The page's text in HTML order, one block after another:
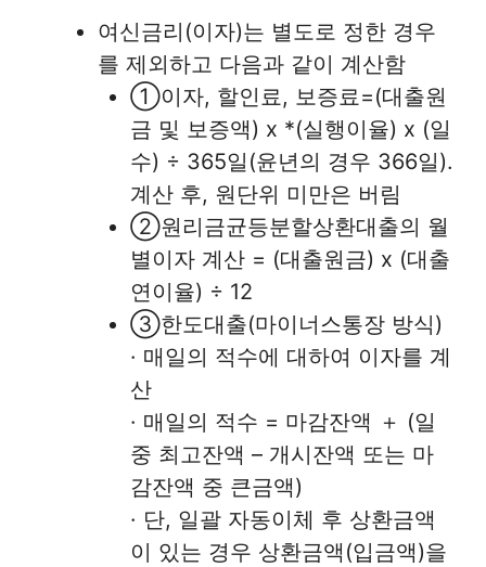
여신금리(이자)는 별도로 정한 경우
를 제외하고 다음과 같이 계산함
①이자, 할인료, 보증료=(대출원
금 및 보증액) x *(실행이율) x (일
수) ÷ 365일(윤년의 경우 366일).
계산 후, 원단위 미만은 버림
②원리금균등분할상환대출의 월
별이자 계산 = (대출원금) x (대출
연이율) ÷ 12
③한도대출(마이너스통장 방식)
· 매일의 적수에 대하여 이자를 계
산
· 매일의 적수 = 마감잔액 ＋ (일
중 최고잔액 – 개시잔액 또는 마
감잔액 중 큰금액)
· 단, 일괄 자동이체 후 상환금액
이 있는 경우 상환금액(입금액)을